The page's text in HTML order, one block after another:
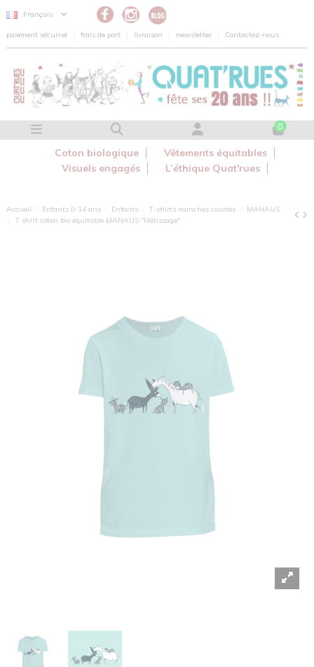
Panneau de gestion des cookies
Français
paiement sécurisé frais de port livraison newsletter Contactez-nous
0
Coton biologique
Vêtements équitables
Visuels engagés
L’éthique Quat'rues
Accueil Enfants 0-14 ans Enfants T-shirts manches courtes
MANAUS
T shirt coton bio équitable MANAUS "Métissage"